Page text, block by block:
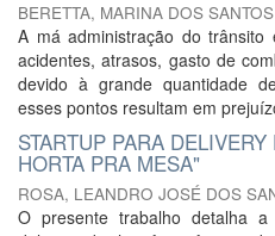
BERETTA, MARINA DOS SANTOS
A má administração do
acidentes, atrasos, gasto de
devido à grande quantidade
esses pontos resultam em
STARTUP PARA
HORTA PRA MESA"
ROSA, LEANDRO JOSÉ DOS
O presente trabalho detalha